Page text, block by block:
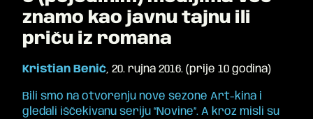
znamo kao javnu tajnu ili
priču iz romana
Kristian Benić, 20. rujna 2016. (prije 10 godina)
Bili smo na otvorenju nove sezone Art-kina i
gledali iščekivanu seriju “Novine”. A kroz misli su